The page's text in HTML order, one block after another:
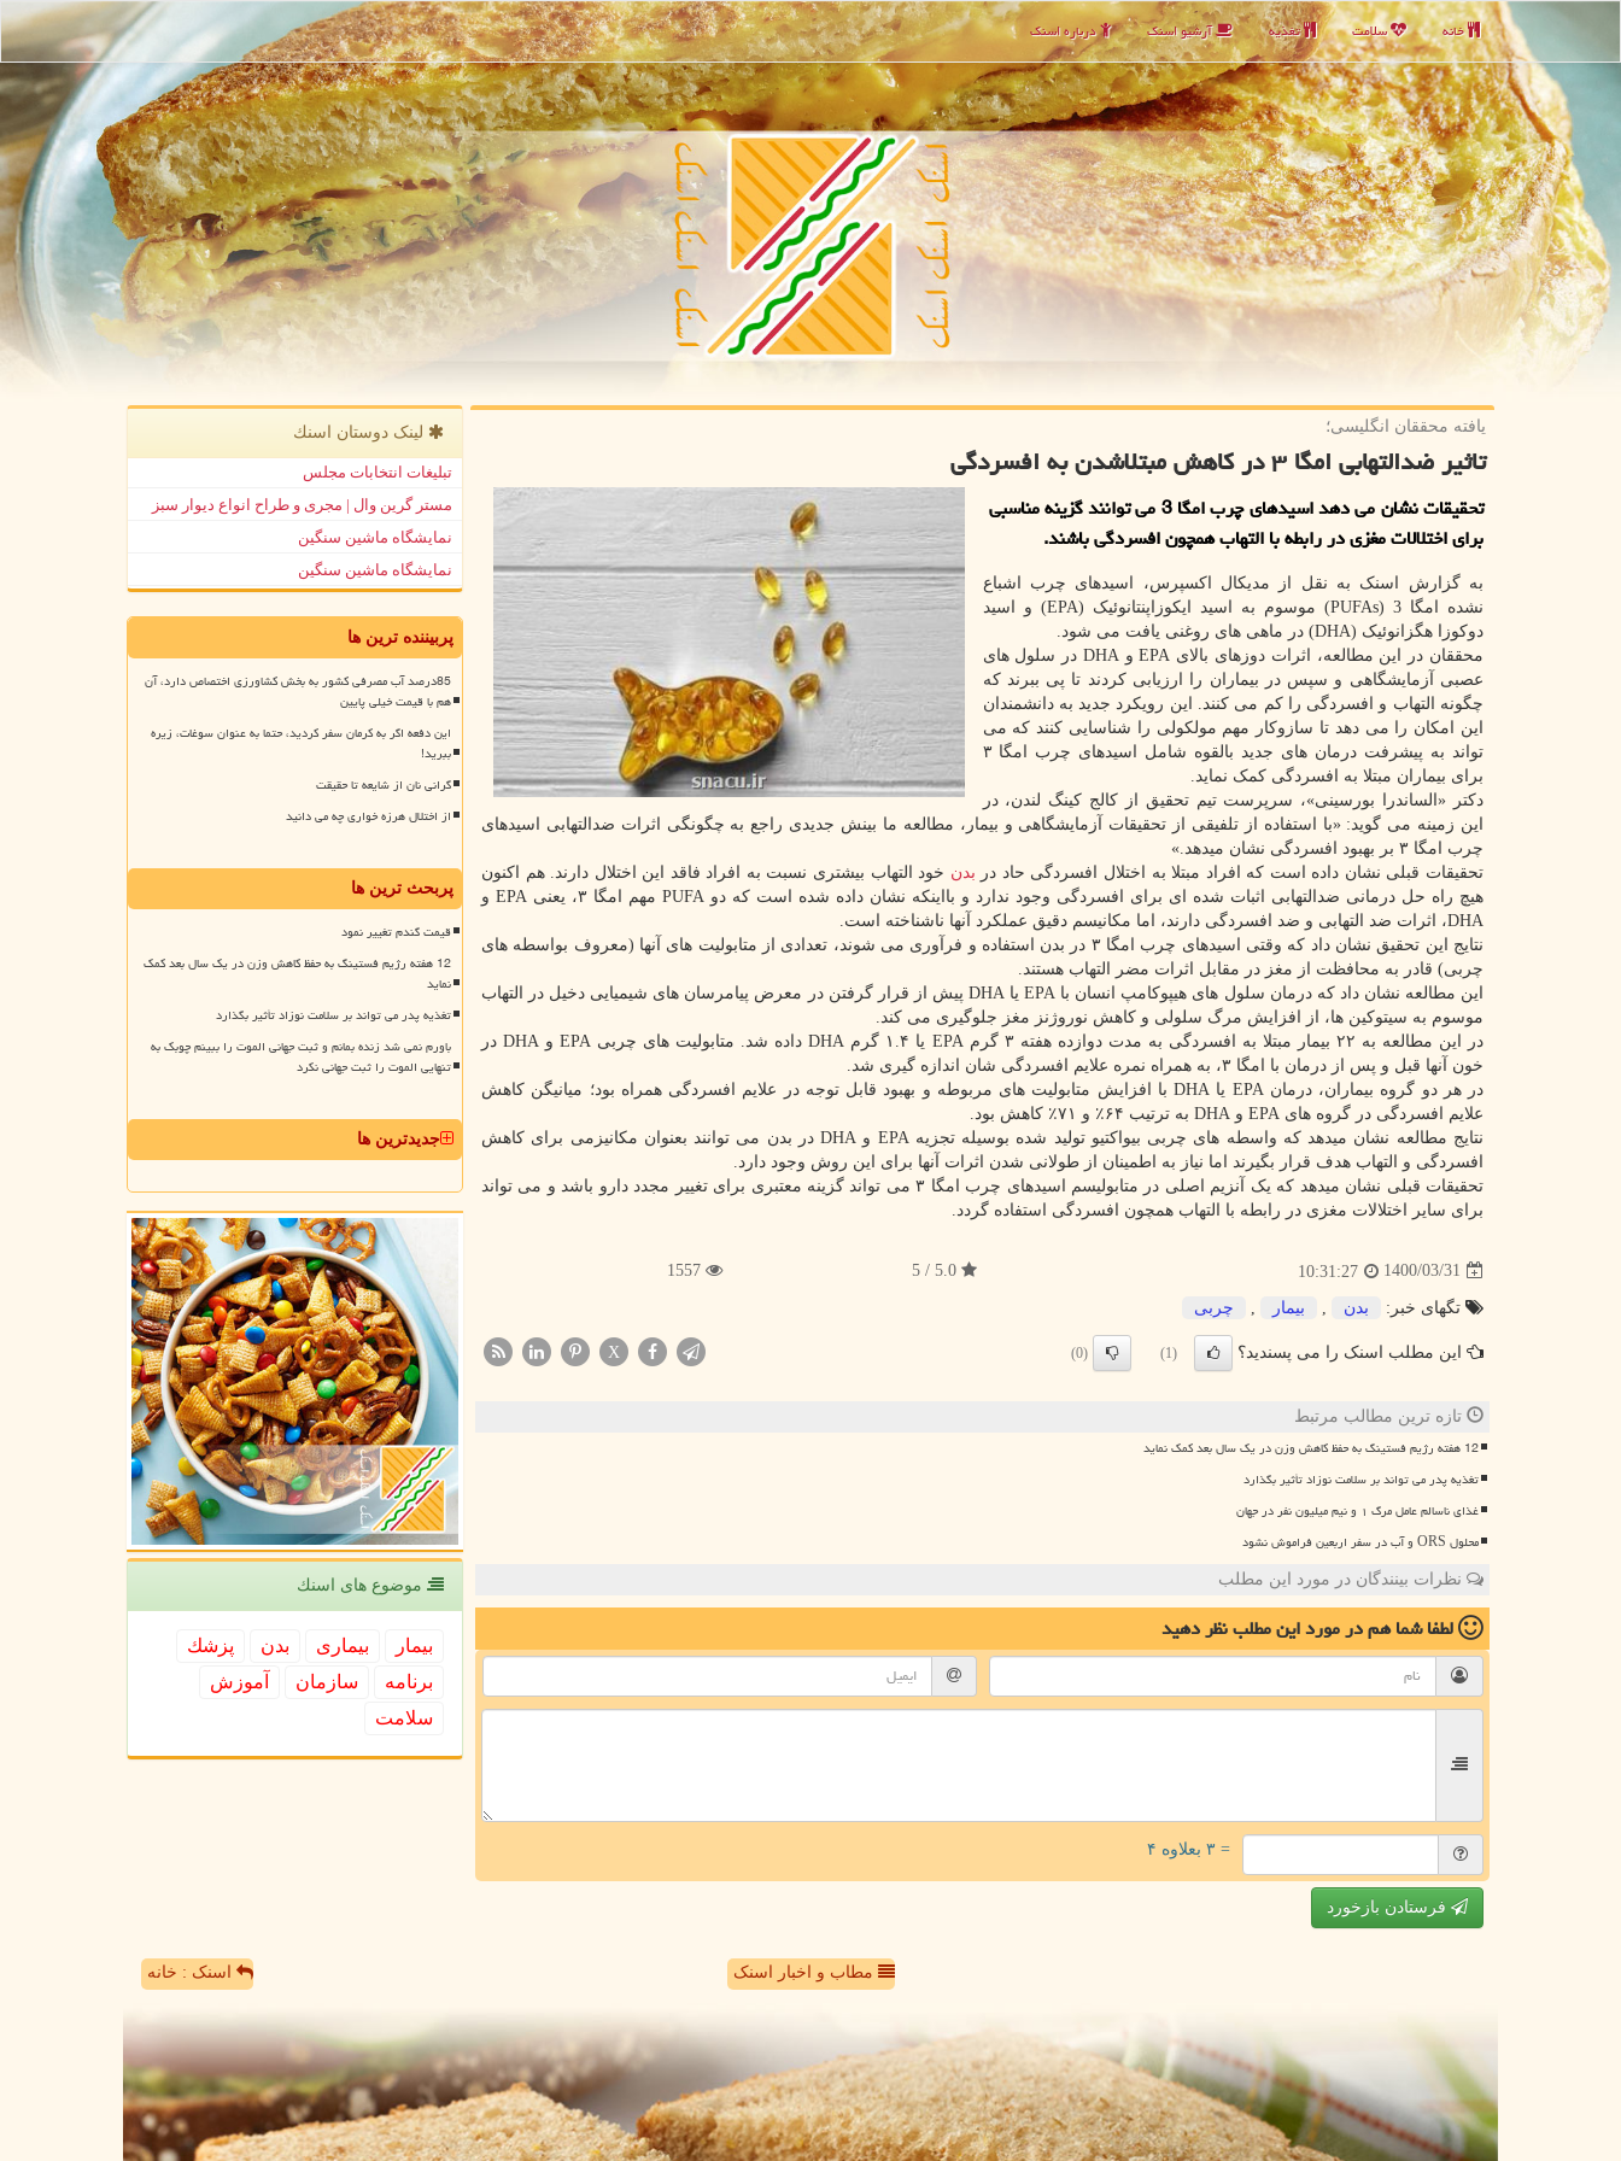
خانه سلامت تغذیه آرشیو اسنك درباره اسنك
یافته محققان انگلیسی؛
تاثیر ضدالتهابی امگا ۳ در كاهش مبتلاشدن به افسردگی
تحقیقات نشان می دهد اسیدهای چرب امگا 3 می توانند گزینه مناسبی
برای اختلالات مغزی در رابطه با التهاب همچون افسردگی باشند.
به گزارش اسنک به نقل از مدیکال اکسپرس، اسیدهای چرب اشباع
نشده امگا 3 (PUFAs) موسوم به اسید ایکوزاپنتانوئیک (EPA) و اسید
دوکوزا هگزانوئیک (DHA) در ماهی های روغنی یافت می شود.
محققان در این مطالعه، اثرات دوزهای بالای EPA و DHA در سلول های
عصبی آزمایشگاهی و سپس در بیماران را ارزیابی کردند تا پی ببرند که
چگونه التهاب و افسردگی را کم می کنند. این رویکرد جدید به دانشمندان
این امکان را می دهد تا سازوکار مهم مولکولی را شناسایی کنند که می
تواند به پیشرفت درمان های جدید بالقوه شامل اسیدهای چرب امگا ۳
برای بیماران مبتلا به افسردگی کمک نماید.
دکتر «الساندرا بورسینی»، سرپرست تیم تحقیق از کالج کینگ لندن، در
این زمینه می گوید: «با استفاده از تلفیقی از تحقیقات آزمایشگاهی و بیمار، مطالعه ما بینش جدیدی راجع به چگونگی اثرات ضدالتهابی اسیدهای
چرب امگا ۳ بر بهبود افسردگی نشان میدهد.»
تحقیقات قبلی نشان داده است که افراد مبتلا به اختلال افسردگی حاد در بدن خود التهاب بیشتری نسبت به افراد فاقد این اختلال دارند. هم اکنون
هیچ راه حل درمانی ضدالتهابی اثبات شده ای برای افسردگی وجود ندارد و بااینکه نشان داده شده است که دو PUFA مهم امگا ۳، یعنی EPA و
DHA، اثرات ضد التهابی و ضد افسردگی دارند، اما مکانیسم دقیق عملکرد آنها ناشناخته است.
نتایج این تحقیق نشان داد که وقتی اسیدهای چرب امگا ۳ در بدن استفاده و فرآوری می شوند، تعدادی از متابولیت های آنها (معروف بواسطه های
چربی) قادر به محافظت از مغز در مقابل اثرات مضر التهاب هستند.
این مطالعه نشان داد که درمان سلول های هیپوکامپ انسان با EPA یا DHA پیش از قرار گرفتن در معرض پیامرسان های شیمیایی دخیل در التهاب
موسوم به سیتوکین ها، از افزایش مرگ سلولی و کاهش نوروژنز مغز جلوگیری می کند.
در این مطالعه به ۲۲ بیمار مبتلا به افسردگی به مدت دوازده هفته ۳ گرم EPA یا ۱.۴ گرم DHA داده شد. متابولیت های چربی EPA و DHA در
خون آنها قبل و پس از درمان با امگا ۳، به همراه نمره علایم افسردگی شان اندازه گیری شد.
در هر دو گروه بیماران، درمان EPA یا DHA با افزایش متابولیت های مربوطه و بهبود قابل توجه در علایم افسردگی همراه بود؛ میانیگن کاهش
علایم افسردگی در گروه های EPA و DHA به ترتیب ۶۴٪ و ۷۱٪ کاهش بود.
نتایج مطالعه نشان میدهد که واسطه های چربی بیواکتیو تولید شده بوسیله تجزیه EPA و DHA در بدن می توانند بعنوان مکانیزمی برای کاهش
افسردگی و التهاب هدف قرار بگیرند اما نیاز به اطمینان از طولانی شدن اثرات آنها برای این روش وجود دارد.
تحقیقات قبلی نشان میدهد که یک آنزیم اصلی در متابولیسم اسیدهای چرب امگا ۳ می تواند گزینه معتبری برای تغییر مجدد دارو باشد و می تواند
برای سایر اختلالات مغزی در رابطه با التهاب همچون افسردگی استفاده گردد.
1400/03/31
10:31:27
5.0 / 5
1557
تگهای خبر: بدن بیمار چربی
این مطلب اسنک را می پسندید؟ (1)
(0)
X
تازه ترین مطالب مرتبط
12 هفته رژیم فستینگ به حفظ کاهش وزن در یک سال بعد کمک نماید
تغذیه پدر می تواند بر سلامت نوزاد تأثیر بگذارد
غذای ناسالم عامل مرگ ۱ و نیم میلیون نفر در جهان
محلول ORS و آب در سفر اربعین فراموش نشود
نظرات بینندگان در مورد این مطلب
لطفا شما همدر مورد این مطلبنظر دهید
= ۳ بعلاوه ۴
فرستادن بازخورد
لینک دوستان اسنك
تبلیغات انتخابات مجلس
مستر گرین وال | مجری و طراح انواع دیوار سبز
نمایشگاه ماشین سنگین
نمایشگاه ماشین سنگین
پربیننده ترین ها
85درصد آب مصرفی کشور به بخش کشاورزی اختصاص دارد، آن
هم با قیمت خیلی پایین
این دفعه اگر به کرمان سفر کردید، حتما به عنوان سوغات، زیره
ببرید!
گرانی نان از شایعه تا حقیقت
از اختلال هرزه خواری چه می دانید
پربحث ترین ها
قیمت گندم تغییر نمود
12 هفته رژیم فستینگ به حفظ کاهش وزن در یک سال بعد کمک
نماید
تغذیه پدر می تواند بر سلامت نوزاد تأثیر بگذارد
باورم نمی شد زنده بمانم و ثبت جهانی الموت را ببینم چوبک به
تنهایی الموت را ثبت جهانی نکرد
جدیدترین ها
موضوع های اسنك
بیمار بیماری بدن
پزشك
برنامه
سازمان
آموزش
سلامت
مطاب و اخبار اسنک اسنک : خانه